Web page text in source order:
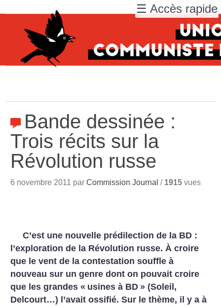
Bande dessinée :
Trois récits sur la
Révolution russe
6 novembre 2011 parCommission Journal / 1915 vues
C’est une nouvelle prédilection de la BD :
l’exploration de la Révolution russe. À croire
que le vent de la contestation souffle à
nouveau sur un genre dont on pouvait croire
que les grandes « usines à BD » (Soleil,
Delcourt…) l’avait ossifié. Sur le thème, il y a à
☰ Accès rapide